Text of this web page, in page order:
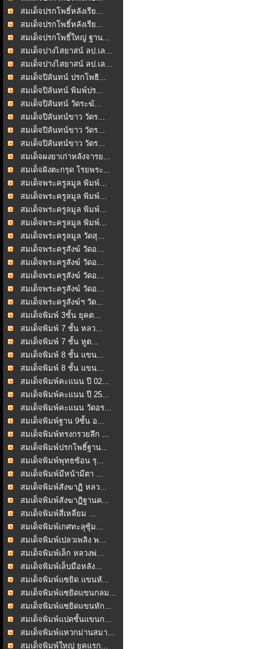
สมเด็จปรกโพธิ์หลังเรีย...
สมเด็จปรกโพธิ์หลังเรีย...
สมเด็จปรกโพธิ์ใหญ่ ฐาน...
สมเด็จปางไสยาสน์ ลป.เล...
สมเด็จปางไสยาสน์ ลป.เล...
สมเด็จปิลันทน์ ปรกโพธิ...
สมเด็จปิลันทน์ พิมพ์ปร...
สมเด็จปิลันทน์ วัดระฆั...
สมเด็จปิลันทน์ขาว วัดร...
สมเด็จปิลันทน์ขาว วัดร...
สมเด็จปิลันทน์ขาว วัดร...
สมเด็จผงยาเก่าหลังจารย...
สมเด็จฝังตะกรุด โรยพระ...
สมเด็จพระครูลมูล พิมพ์...
สมเด็จพระครูลมูล พิมพ์...
สมเด็จพระครูลมูล พิมพ์...
สมเด็จพระครูลมูล พิมพ์...
สมเด็จพระครูลมูล วัดสุ...
สมเด็จพระครูสังฆ์ วัดอ...
สมเด็จพระครูสังฆ์ วัดอ...
สมเด็จพระครูสังฆ์ วัดอ...
สมเด็จพระครูสังฆ์ วัดอ...
สมเด็จพระครูสังฆ์ฯ วัด...
สมเด็จพิมพ์ 3ชั้น ยุคต...
สมเด็จพิมพ์ 7 ชั้น หลว...
สมเด็จพิมพ์ 7 ชั้น หูต...
สมเด็จพิมพ์ 8 ชั้น แขน...
สมเด็จพิมพ์ 8 ชั้น แขน...
สมเด็จพิมพ์คะแนน ปี 02...
สมเด็จพิมพ์คะแนน ปี 25...
สมเด็จพิมพ์คะแนน วัดอร...
สมเด็จพิมพ์ฐาน 9ชั้น อ...
สมเด็จพิมพ์ทรงกรวยลึก ...
สมเด็จพิมพ์ปรกโพธิ์ฐาน...
สมเด็จพิมพ์พุทธซ้อน รุ...
สมเด็จพิมพ์มีหน้ามีตา ...
สมเด็จพิมพ์สังฆาฏิ หลว...
สมเด็จพิมพ์สังฆาฏิฐานค...
สมเด็จพิมพ์สี่เหลี่ยม ...
สมเด็จพิมพ์เกศทะลุซุ้ม...
สมเด็จพิมพ์เปลวเพลิง พ...
สมเด็จพิมพ์เล็ก หลวงพ่...
สมเด็จพิมพ์เล็บมือหลัง...
สมเด็จพิมพ์แซยิด แขนหั...
สมเด็จพิมพ์แซยิดแขนกลม...
สมเด็จพิมพ์แซยิดแขนหัก...
สมเด็จพิมพ์แปดชั้นแขนก...
สมเด็จพิมพ์แหวกม่านสมา...
สมเด็จพิมพ์ใหญ่ ยุคแรก...